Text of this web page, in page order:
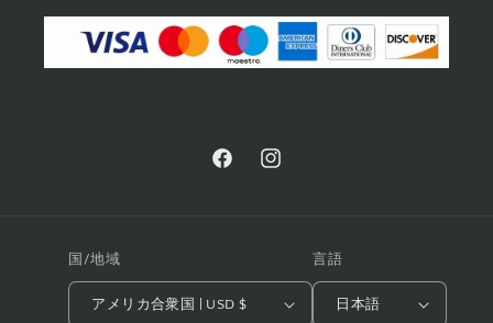
ス
タ
グ
Facebook
イ
グ
国/地域
アメリカ合衆国 | USD $
言語
日本語